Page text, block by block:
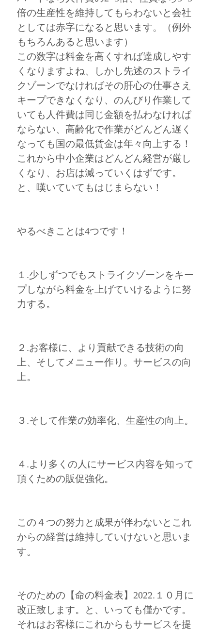
倍の生産性を維持してもらわないと会社
としては赤字になると思います。（例外
もちろんあると思います）
この数字は料金を高くすれば達成しやす
くなりますよね、しかし先述のストライ
クゾーンでなければその肝心の仕事さえ
キープできなくなり、のんびり作業して
いても人件費は同じ金額を払わなければ
ならない、高齢化で作業がどんどん遅く
なっても国の最低賃金は年々向上する！
これから中小企業はどんどん経営が厳し
くなり、お店は減っていくはずです。
と、嘆いていてもはじまらない！
やるべきことは4つです！
１.少しずつでもストライクゾーンをキー
プしながら料金を上げていけるように努
力する。
２.お客様に、より貢献できる技術の向
上、そしてメニュー作り。サービスの向
上。
３.そして作業の効率化、生産性の向上。
４.より多くの人にサービス内容を知って
頂くための販促強化。
この４つの努力と成果が伴わないとこれ
からの経営は維持していけないと思いま
す。
そのための【命の料金表】2022.１０月に
改正致します。と、いっても僅かです。
それはお客様にこれからもサービスを提